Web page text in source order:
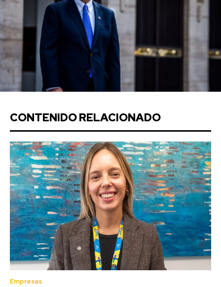
CONTENIDO RELACIONADO
Empresas